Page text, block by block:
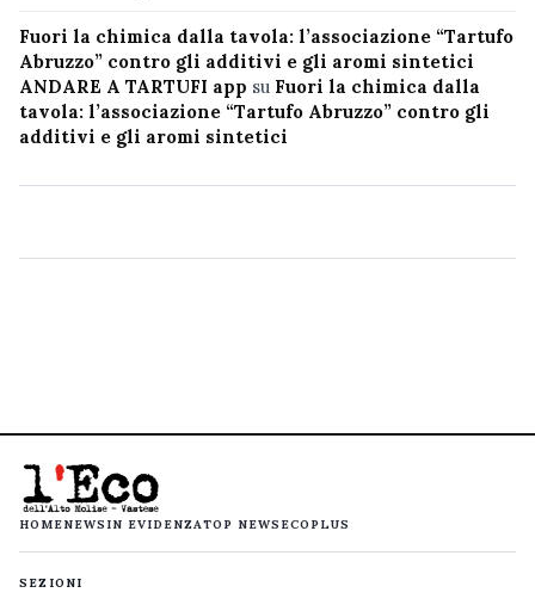
Fuori la chimica dalla tavola: l’associazione “Tartufo
Abruzzo” contro gli additivi e gli aromi sintetici
ANDARE A TARTUFI app su Fuori la chimica dalla
tavola: l’associazione “Tartufo Abruzzo” contro gli
additivi e gli aromi sintetici
HOMENEWS IN EVIDENZATOP NEWS ECOPLUS
SEZIONI